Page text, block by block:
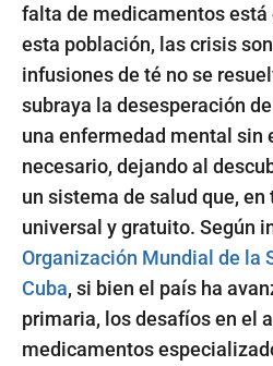
falta de medicamentos está
esta población, las crisis
infusiones de té no se
subraya la desesperación
una enfermedad mental sin
necesario, dejando al
un sistema de salud que,
universal y gratuito. Según
Organización Mundial de la
Cuba, si bien el país ha
primaria, los desafíos en el
medicamentos